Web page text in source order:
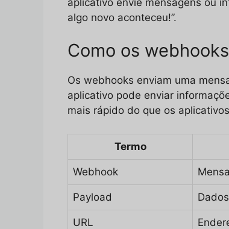
algo novo aconteceu!”.
Como os
Os webhooks enviam uma
aplicativo pode enviar
mais rápido do que os
Termo
Webhook
Payload
URL